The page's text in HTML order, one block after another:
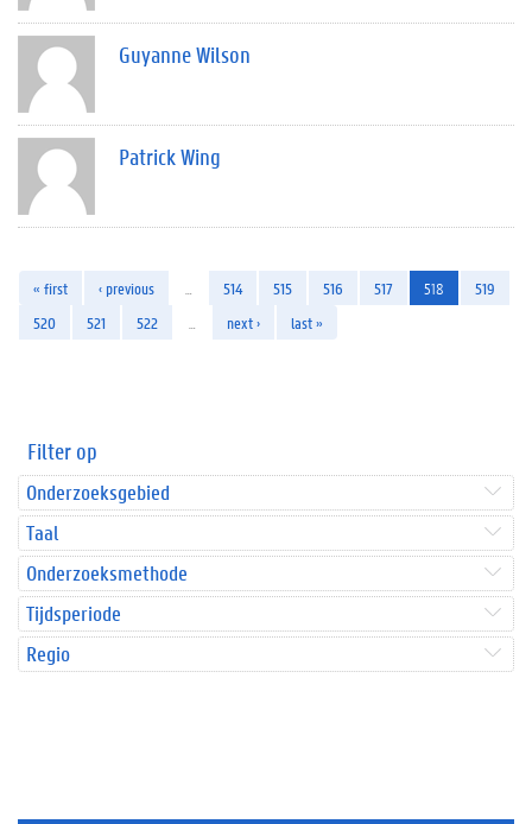
Guyanne Wilson
Patrick Wing
« first ‹ previous 514 515 516 517 518
519
520
521 522 next › last »
Filter op
Onderzoeksgebied
Taal
Onderzoeksmethode
Tijdsperiode
Regio